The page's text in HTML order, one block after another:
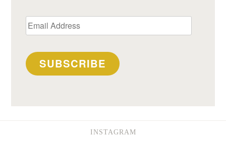
Email
Address
SUBSCRIBE
INSTAGRAM